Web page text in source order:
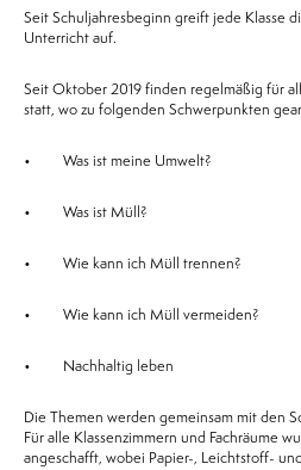
Seit Schuljahresbeginn greift jede Klasse
Unterricht auf.
Seit Oktober 2019 finden regelmäßig für
statt, wo zu folgenden Schwerpunkten
• Was ist meine Umwelt?
• Was ist Müll?
• Wie kann ich Müll trennen?
• Wie kann ich Müll vermeiden?
• Nachhaltig leben
Die Themen werden gemeinsam mit den
Für alle Klassenzimmern und Fachräume
angeschafft, wobei Papier-, Leichtstoff-